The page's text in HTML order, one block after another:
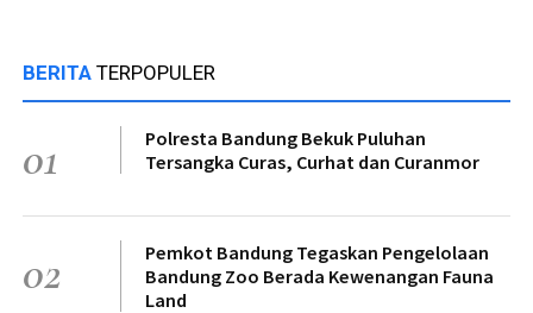
BERITA TERPOPULER
01
Polresta Bandung Bekuk Puluhan
Tersangka Curas, Curhat dan Curanmor
02
Pemkot Bandung Tegaskan Pengelolaan
Bandung Zoo Berada Kewenangan Fauna
Land